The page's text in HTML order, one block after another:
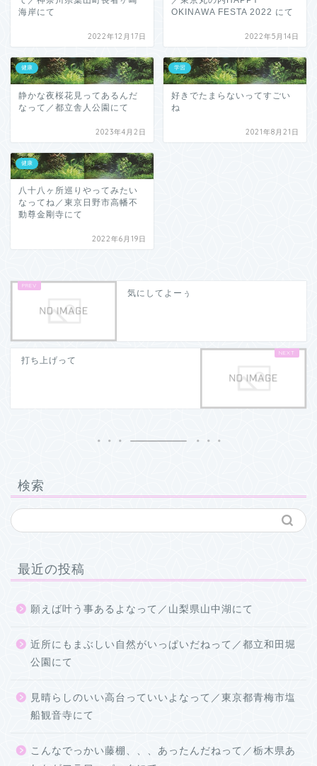
海岸にて
2022年12月17日
OKINAWA FESTA 2022 にて
2022年5月14日
健康
静かな夜桜花見ってあるんだ
なって／都立舎人公園にて
2023年4月2日
学習
好きでたまらないってすごい
ね
2021年8月21日
健康
八十八ヶ所巡りやってみたい
なってね／東京日野市高幡不
動尊金剛寺にて
2022年6月19日
気にしてよーぅ
打ち上げって
検索
最近の投稿
願えば叶う事あるよなって／山梨県山中湖にて
近所にもまぶしい自然がいっぱいだねって／都立和田堀
公園にて
見晴らしのいい高台っていいよなって／東京都青梅市塩
船観音寺にて
こんなでっかい藤棚、、、あったんだねって／栃木県あ